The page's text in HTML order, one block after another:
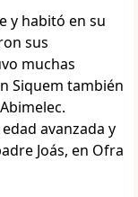
y habitó en su
sus
muchas
Siquem también
avanzada y
Joás, en Ofra